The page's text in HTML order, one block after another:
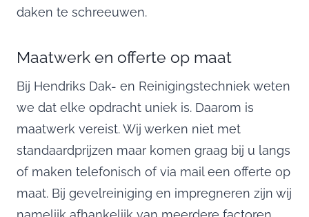
daken te schreeuwen.
Maatwerk en offerte op maat
Bij Hendriks Dak- en Reinigingstechniek weten
we dat elke opdracht uniek is. Daarom is
maatwerk vereist. Wij werken niet met
standaardprijzen maar komen graag bij u langs
of maken telefonisch of via mail een offerte op
maat. Bij gevelreiniging en impregneren zijn wij